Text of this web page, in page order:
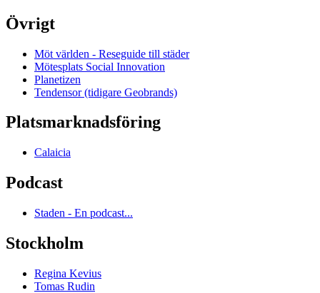
Övrigt
Möt världen - Reseguide till städer
Mötesplats Social Innovation
Planetizen
Tendensor (tidigare Geobrands)
Platsmarknadsföring
Calaicia
Podcast
Staden - En podcast...
Stockholm
Regina Kevius
Tomas Rudin